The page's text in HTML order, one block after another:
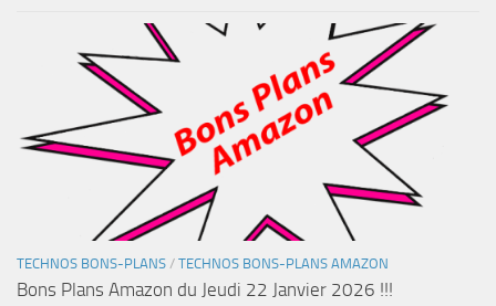
TECHNOS BONS-PLANS / TECHNOS BONS-PLANS AMAZON
Bons Plans Amazon du Jeudi 22 Janvier 2026 !!!